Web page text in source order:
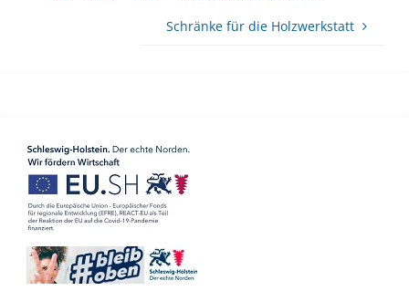
Schränke für die Holzwerkstatt